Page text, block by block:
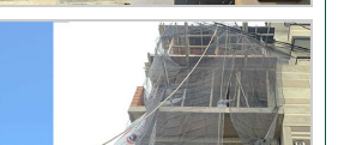
Video đánh giá từ khách hàng
chị Oanh – sửa nhà